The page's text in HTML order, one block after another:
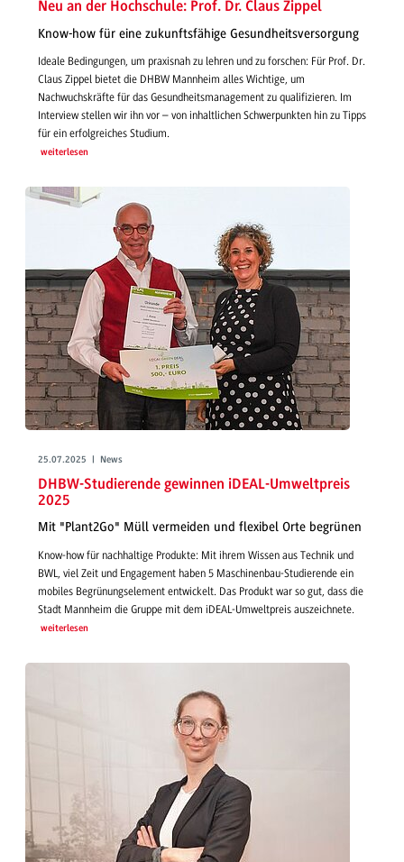
Neu an der Hochschule: Prof. Dr. Claus Zippel
Know-how für eine zukunftsfähige Gesundheitsversorgung
Ideale Bedingungen, um praxisnah zu lehren und zu forschen: Für Prof. Dr.
Claus Zippel bietet die DHBW Mannheim alles Wichtige, um
Nachwuchskräfte für das Gesundheitsmanagement zu qualifizieren. Im
Interview stellen wir ihn vor – von inhaltlichen Schwerpunkten hin zu Tipps
für ein erfolgreiches Studium.
weiterlesen
25.07.2025 | News
DHBW-Studierende gewinnen iDEAL-Umweltpreis
2025
Mit "Plant2Go" Müll vermeiden und flexibel Orte begrünen
Know-how für nachhaltige Produkte: Mit ihrem Wissen aus Technik und
BWL, viel Zeit und Engagement haben 5 Maschinenbau-Studierende ein
mobiles Begrünungselement entwickelt. Das Produkt war so gut, dass die
Stadt Mannheim die Gruppe mit dem iDEAL-Umweltpreis auszeichnete.
weiterlesen